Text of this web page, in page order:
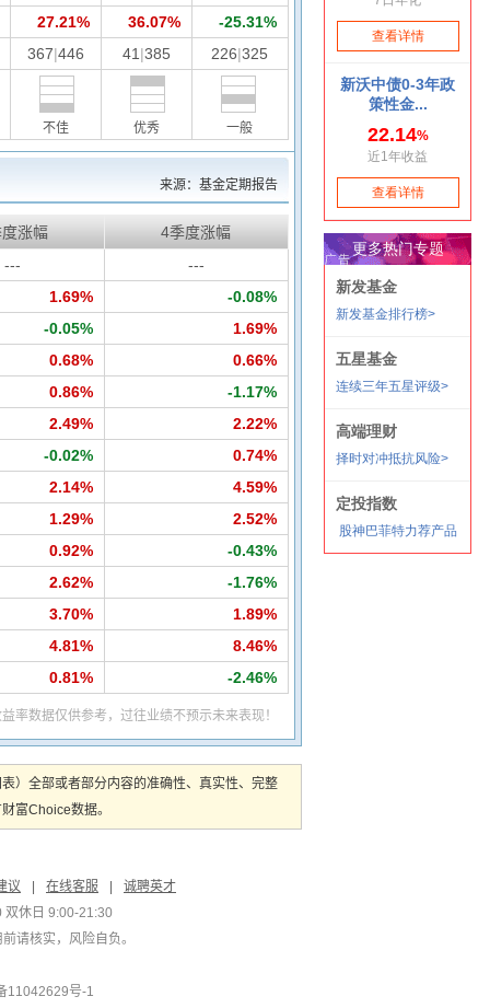
27.21%
36.07%
-25.31%
367|446 41 |385 226|325
不佳 优秀 一般
来源：基金定期报告
涨幅
4季度涨幅
---
---
1.69%
-0.08%
-0.05%
1.69%
0.68%
0.66%
0.86%
-1.17%
2.49%
2.22%
-0.02%
0.74%
2.14%
4.59%
1.29%
2.52%
0.92%
-0.43%
2.62%
-1.76%
3.70%
1.89%
4.81%
8.46%
0.81%
-2.46%
率数据仅供参考，过往业绩不预示未来表现！
）全部或者部分内容的准确性、真实性、完整
富Choice数据。
议 在线客服
诚聘英才
双休日 9:00-21:30
请核实，风险自负。
11042629号-1